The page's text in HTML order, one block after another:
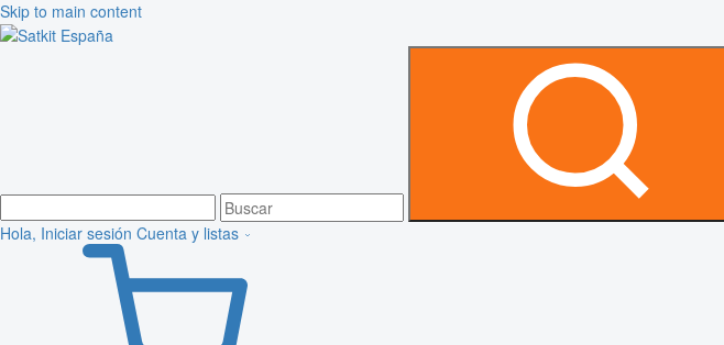
Skip to main content
Hola, Iniciar sesión Cuenta y listas